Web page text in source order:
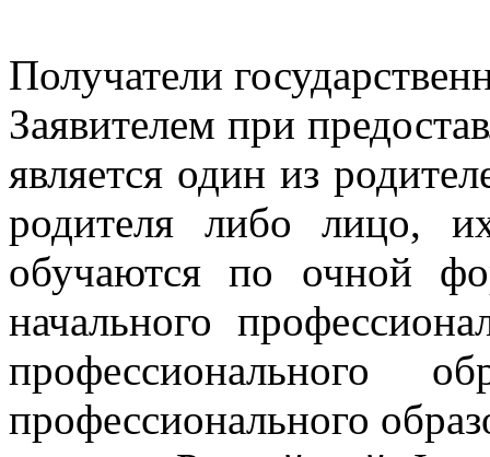
Получатели
Заявителем при
является один из
родителя либо лицо,
обучаются по очной
начального
профессионального
профессионального